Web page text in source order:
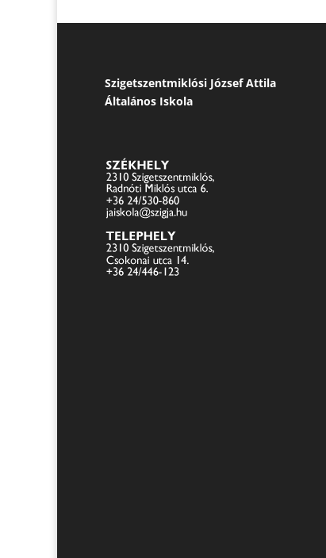
Szigetszentmiklósi József Attila
Általános Iskola